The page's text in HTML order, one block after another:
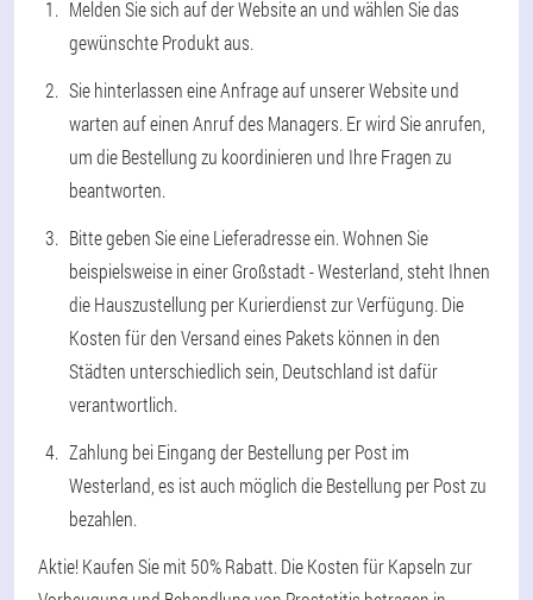
Melden Sie sich auf der Website an und wählen Sie das
gewünschte Produkt aus.
Sie hinterlassen eine Anfrage auf unserer Website und
warten auf einen Anruf des Managers. Er wird Sie anrufen,
um die Bestellung zu koordinieren und Ihre Fragen zu
beantworten.
Bitte geben Sie eine Lieferadresse ein. Wohnen Sie
beispielsweise in einer Großstadt - Westerland, steht Ihnen
die Hauszustellung per Kurierdienst zur Verfügung. Die
Kosten für den Versand eines Pakets können in den
Städten unterschiedlich sein, Deutschland ist dafür
verantwortlich.
Zahlung bei Eingang der Bestellung per Post im
Westerland, es ist auch möglich die Bestellung per Post zu
bezahlen.
Aktie! Kaufen Sie mit 50% Rabatt. Die Kosten für Kapseln zur